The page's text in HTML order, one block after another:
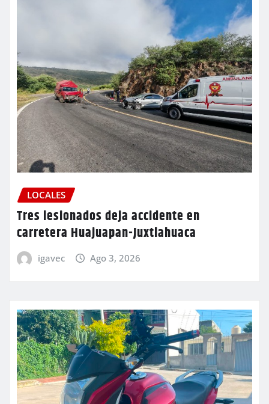
LOCALES
Tres lesionados deja accidente en
carretera Huajuapan-Juxtlahuaca
igavec Ago 3, 2026